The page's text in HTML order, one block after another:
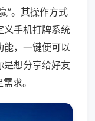
”。其操作方式
义手机打牌系统
能，一键便可以
是想分享给好友
求。